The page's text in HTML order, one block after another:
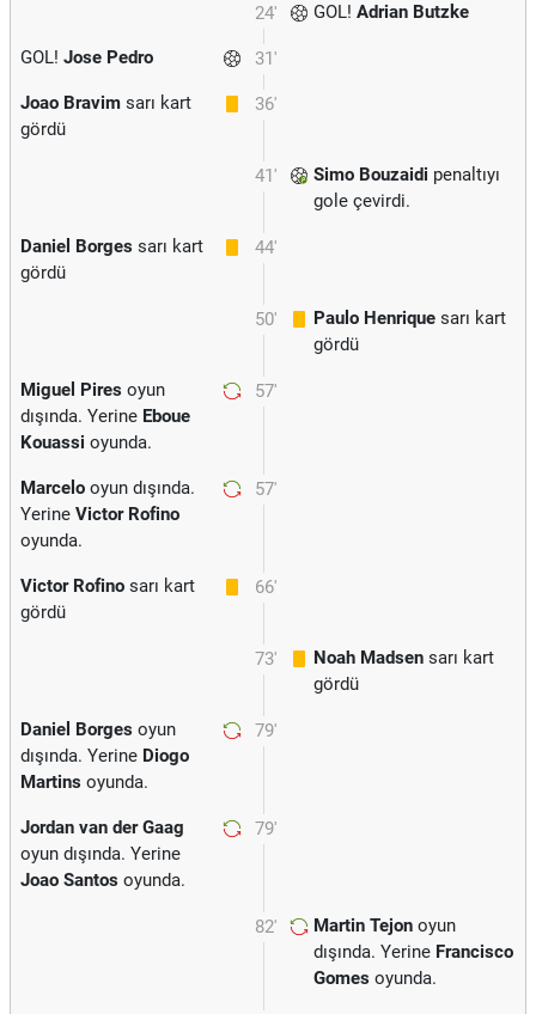
24' GOL! Adrian Butzke
31'
GOL! Jose Pedro
36'
Joao Bravim sarı kart
gördü
41' Simo Bouzaidi penaltıyı
gole çevirdi.
44'
Daniel Borges sarı kart
gördü
50' Paulo Henrique sarı kart
gördü
57'
Miguel Pires oyun
dışında. Yerine Eboue
Kouassi oyunda.
57'
Marcelo oyun dışında.
Yerine Victor Rofino
oyunda.
66'
Victor Rofino sarı kart
gördü
73' Noah Madsen sarı kart
gördü
79'
Daniel Borges oyun
dışında. Yerine Diogo
Martins oyunda.
79'
Jordan van der Gaag
oyun dışında. Yerine
Joao Santos oyunda.
82' Martin Tejon oyun
dışında. Yerine Francisco
Gomes oyunda.